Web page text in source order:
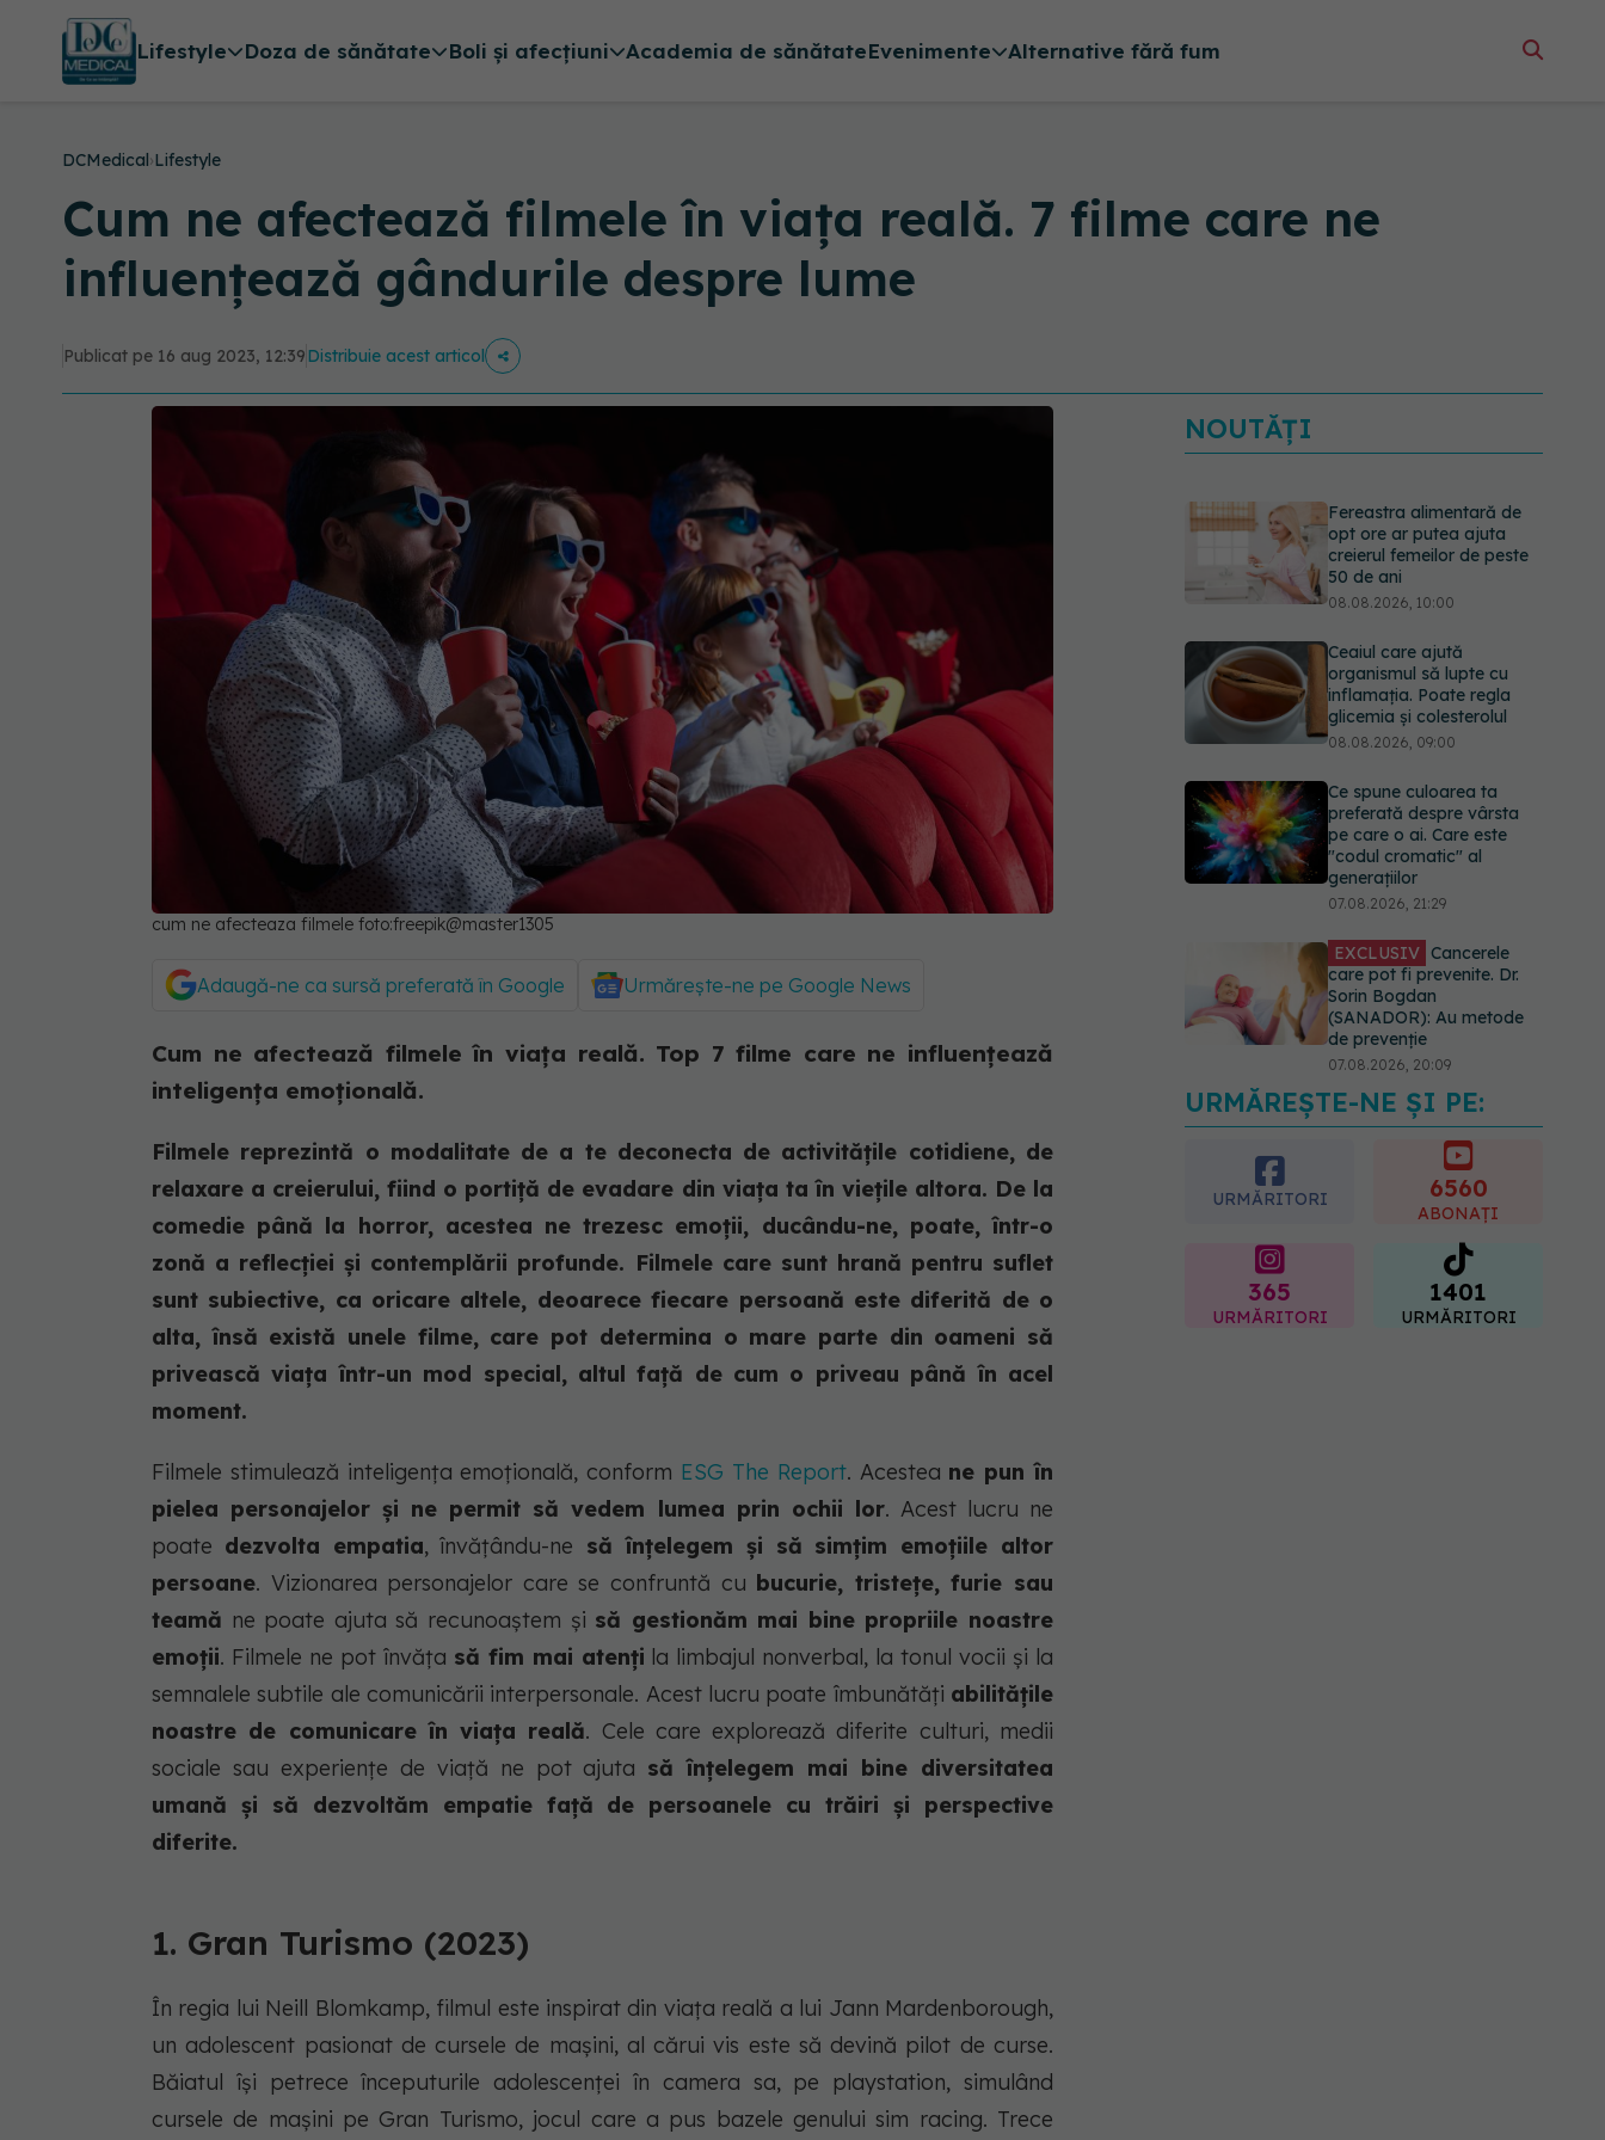
Lifestyle Doza de sănătate Boli și afecțiuni Academia de sănătateEvenimente Alternative fără fum
DCMedical›Lifestyle
Cum ne afectează filmele în viața reală. 7 filme care ne
influențează gândurile despre lume
Publicat pe 16 aug 2023, 12:39Distribuie acest articol
cum ne afecteaza filmele foto:freepik@master1305
Adaugă-ne ca sursă preferată în Google Urmărește-ne pe Google News
Cum ne afectează filmele în viața reală. Top 7 filme care ne influențează
inteligența emoțională.
Filmele reprezintă o modalitate de a te deconecta de activitățile cotidiene, de
relaxare a creierului, fiind o portiță de evadare din viața ta în viețile altora. De la
comedie până la horror, acestea ne trezesc emoții, ducându-ne, poate, într-o
zonă a reflecției și contemplării profunde. Filmele care sunt hrană pentru suflet
sunt subiective, ca oricare altele, deoarece fiecare persoană este diferită de o
alta, însă există unele filme, care pot determina o mare parte din oameni să
privească viața într-un mod special, altul față de cum o priveau până în acel
moment.
Filmele stimulează inteligența emoțională, conform ESG The Report. Acestea ne pun în
pielea personajelor și ne permit să vedem lumea prin ochii lor. Acest lucru ne
poate dezvolta empatia, învățându-ne să înțelegem și să simțim emoțiile altor
persoane. Vizionarea personajelor care se confruntă cu bucurie, tristețe, furie sau
teamă ne poate ajuta să recunoaștem și să gestionăm mai bine propriile noastre
emoții. Filmele ne pot învăța să fim mai atenți la limbajul nonverbal, la tonul vocii și la
semnalele subtile ale comunicării interpersonale. Acest lucru poate îmbunătăți abilitățile
noastre de comunicare în viața reală. Cele care explorează diferite culturi, medii
sociale sau experiențe de viață ne pot ajuta să înțelegem mai bine diversitatea
umană și să dezvoltăm empatie față de persoanele cu trăiri și perspective
diferite.
1. Gran Turismo (2023)
În regia lui Neill Blomkamp, filmul este inspirat din viața reală a lui Jann Mardenborough,
un adolescent pasionat de cursele de mașini, al cărui vis este să devină pilot de curse.
Băiatul își petrece începuturile adolescenței în camera sa, pe playstation, simulând
cursele de mașini pe Gran Turismo, jocul care a pus bazele genului sim racing. Trece
NOUTĂȚI
Fereastra alimentară de
opt ore ar putea ajuta
creierul femeilor de peste
50 de ani
08.08.2026, 10:00
Ceaiul care ajută
organismul să lupte cu
inflamația. Poate regla
glicemia și colesterolul
08.08.2026, 09:00
Ce spune culoarea ta
preferată despre vârsta
pe care o ai. Care este
"codul cromatic" al
generațiilor
07.08.2026, 21:29
EXCLUSIV Cancerele
care pot fi prevenite. Dr.
Sorin Bogdan
(SANADOR): Au metode
de prevenție
07.08.2026, 20:09
Trucul simplu de vară care
te răcorește după duș. De
ce este bine să nu te ștergi
08.08.2026, 10:37
URMĂREȘTE-NE ȘI PE:
URMĂRITORI 6560
ABONAȚI
365
URMĂRITORI
1401
URMĂRITORI